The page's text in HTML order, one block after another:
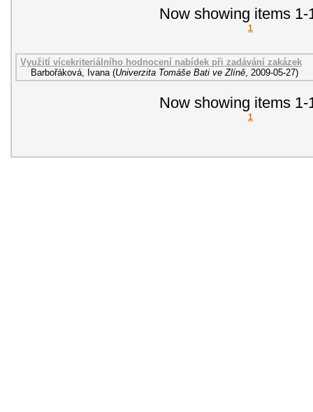
Now showing items 1-
1
Využití vícekriteriálního hodnocení nabídek při zadávání zakázek
Barbořáková, Ivana (Univerzita Tomáše Bati ve Zlíně 2009-05-27)
Now showing items 1-
1